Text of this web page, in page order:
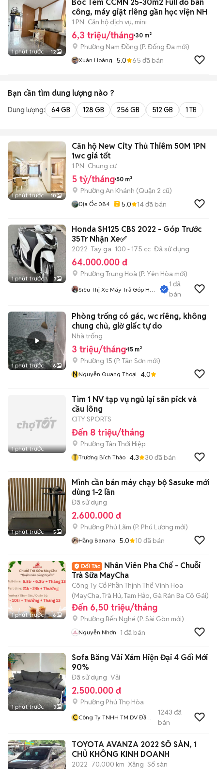
1 phút trước 12
Bóc Tem CCMN 25-30m2 Full đồ ban
công, máy giặt riêng gần học viện NH
1 PN Căn hộ dịch vụ, mini
6,3 triệu/tháng 30 m²
Phường Nam Đồng (P. Đống Đa mới)
Xuân Hoàng 5.0 65 đã bán
Bạn cần tìm dung lượng nào ?
Dung lượng: 64 GB 128 GB 256 GB 512 GB 1 TB
1 phút trước 10
Căn hộ New City Thủ Thiêm 50M 1PN
1wc giá tốt
1 PN Chung cư
5 tỷ/tháng 50 m²
Phường An Khánh (Quận 2 cũ)
Địa Ốc 084 5.0 14đã bán
1 phút trước 3
Honda SH125 CBS 2022 - Góp Trước
35Tr Nhận Xe✅
2022 Tay ga 100 - 175 cc Đã sử dụng
64.000.000 đ
Phường Trung Hoà (P. Yên Hòa mới)
Siêu Thị Xe Máy Trả Góp Hà
1 đã
bán
1 phút trước 6
Phòng trống có gác, wc riêng, không
chung chủ, giờ giấc tự do
Nhà trống
3 triệu/tháng 15 m²
Phường 15 (P. Tân Sơn mới)
NNguyễn Quang Thoại 4.0
1 phút trước
Tìm 1 NV tạp vụ ngủ lại sân pick và
cầu lông
CITY SPORTS
Đến 8 triệu/tháng
Phường Tân Thới Hiệp
T Trương Bích Thảo 4.3 30 đã bán
1 phút trước 5
Mình cần bán máy chạy bộ Sasuke mới
dùng 1-2 lần
Đã sử dụng
2.600.000 đ
Phường Phú Lãm (P. Phú Lương mới)
Hằng Banana 5.0 10 đã bán
1 phút trước 6
Nhân Viên Pha Chế - Chuỗi
Trà Sữa MayCha
Công Ty Cổ Phần Thịnh Thế Vinh Hoa
(MayCha, Trà Hú, Tam Hảo, Gà Rán Ba Cô Gái)
Đến 6,50 triệu/tháng
Phường Bến Nghé (P. Sài Gòn mới)
Nguyễn Nhơn 1 đã bán
1 phút trước 3
Sofa Băng Vải Xám Hiện Đại 4 Gối Mới
90%
Đã sử dụng Vải
2.500.000 đ
Phường Phú Thọ Hòa
CCông Ty TNHH TM DV Đầu
1243 đã
bán
TOYOTA AVANZA 2022 SỐ SÀN, 1
CHỦ KHÔNG KINH DOANH
2022 70.000 km Xăng Số sàn